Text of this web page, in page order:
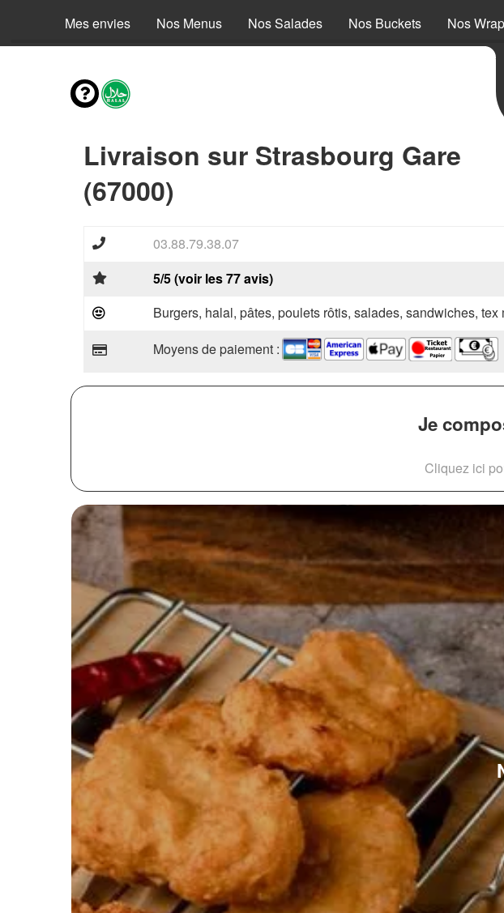
Mes envies Nos Menus Nos Salades Nos Buckets Nos
Livraison sur Strasbourg Gare
(67000)
03.88.79.38.07
5/5 (voir les 77 avis)
Burgers, halal, pâtes, poulets rôtis, salades, sandwiches, tex
Moyens de paiement :
Je
Cliquez ici